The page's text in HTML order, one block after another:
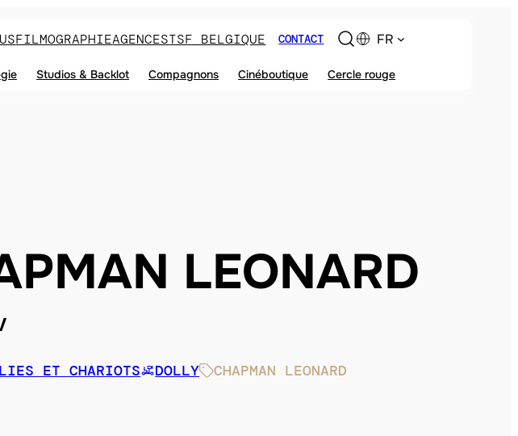
FILMOGRAPHIEAGENCESTSF BELGIQUE CONTACT FR
Studios & Backlot Compagnons Cinéboutique Cercle rouge
LEONARD
ET CHARIOTS DOLLY CHAPMAN LEONARD